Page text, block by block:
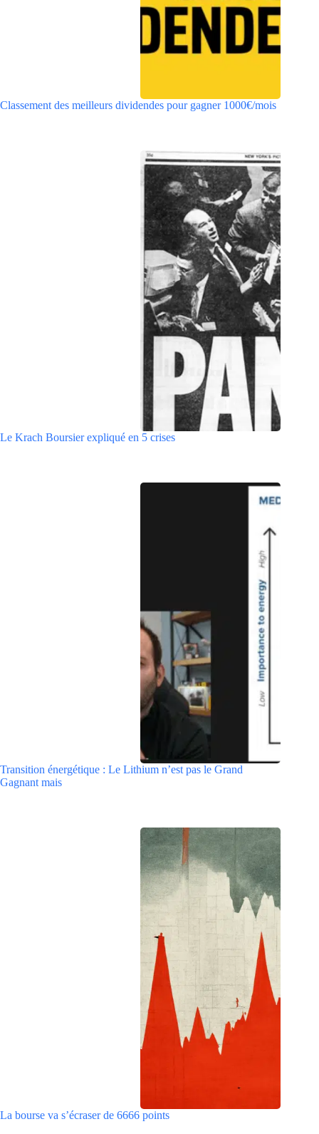
Classement des meilleurs dividendes pour gagner 1000€/mois
Le Krach Boursier expliqué en 5 crises
Transition énergétique : Le Lithium n’est pas le Grand
Gagnant mais
La bourse va s’écraser de 6666 points